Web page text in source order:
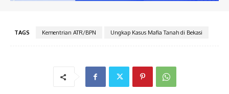
TAGS Kementrian ATR/BPN Ungkap Kasus Mafia Tanah di Bekasi